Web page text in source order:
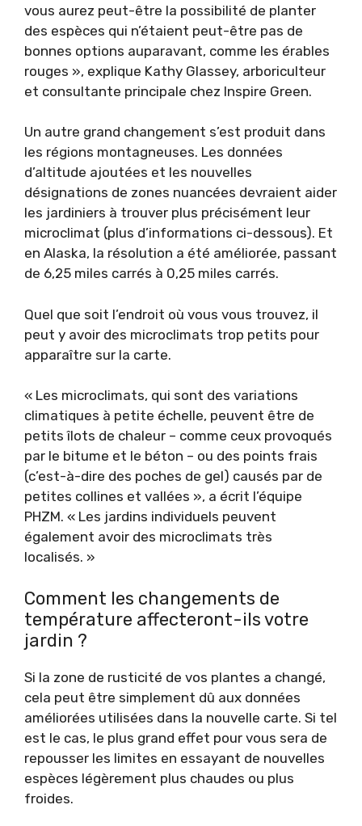
vous aurez peut-être la possibilité de planter
des espèces qui n’étaient peut-être pas de
bonnes options auparavant, comme les érables
rouges », explique Kathy Glassey, arboriculteur
et consultante principale chez Inspire Green.
Un autre grand changement s’est produit dans
les régions montagneuses. Les données
d’altitude ajoutées et les nouvelles
désignations de zones nuancées devraient aider
les jardiniers à trouver plus précisément leur
microclimat (plus d’informations ci-dessous). Et
en Alaska, la résolution a été améliorée, passant
de 6,25 miles carrés à 0,25 miles carrés.
Quel que soit l’endroit où vous vous trouvez, il
peut y avoir des microclimats trop petits pour
apparaître sur la carte.
« Les microclimats, qui sont des variations
climatiques à petite échelle, peuvent être de
petits îlots de chaleur – comme ceux provoqués
par le bitume et le béton – ou des points frais
(c’est-à-dire des poches de gel) causés par de
petites collines et vallées », a écrit l’équipe
PHZM. « Les jardins individuels peuvent
également avoir des microclimats très
localisés. »
Comment les changements de
température affecteront-ils votre
jardin ?
Si la zone de rusticité de vos plantes a changé,
cela peut être simplement dû aux données
améliorées utilisées dans la nouvelle carte. Si tel
est le cas, le plus grand effet pour vous sera de
repousser les limites en essayant de nouvelles
espèces légèrement plus chaudes ou plus
froides.